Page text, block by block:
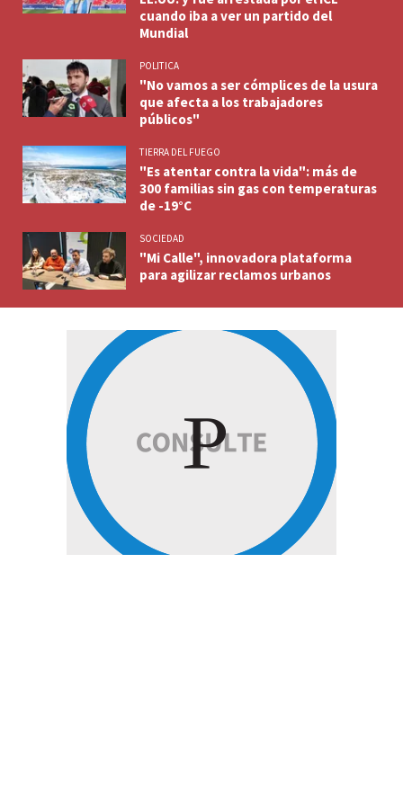
cuando iba a ver un partido del
Mundial
POLITICA
"No vamos a ser cómplices de la usura
que afecta a los trabajadores
públicos"
TIERRA DEL FUEGO
"Es atentar contra la vida": más de
300 familias sin gas con temperaturas
de -19°C
SOCIEDAD
"Mi Calle", innovadora plataforma
para agilizar reclamos urbanos